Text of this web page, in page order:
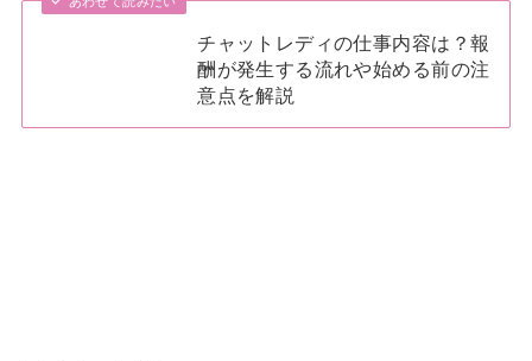
チャットレディの仕事内容は？報
酬が発生する流れや始める前の注
意点を解説